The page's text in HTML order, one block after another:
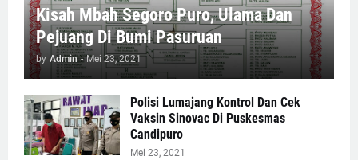
Kisah Mbah Segoro Puro, Ulama Dan
Pejuang Di Bumi Pasuruan
by Admin - Mei 23, 2021
Polisi Lumajang Kontrol Dan Cek
Vaksin Sinovac Di Puskesmas
Candipuro
Mei 23, 2021